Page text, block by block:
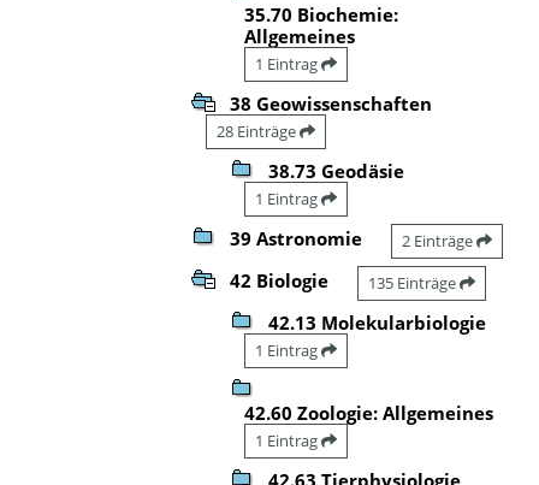
35.70 Biochemie:
Allgemeines
1 Eintrag
38 Geowissenschaften
28 Einträge
38.73 Geodäsie
1 Eintrag
39 Astronomie 2 Einträge
42 Biologie 135 Einträge
42.13 Molekularbiologie
1 Eintrag
42.60 Zoologie: Allgemeines
1 Eintrag
42.63 Tierphysiologie